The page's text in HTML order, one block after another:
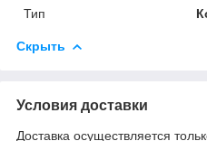
Тип
Скрыть
Условия доставки
Доставка осуществляется